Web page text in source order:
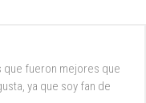
que fueron mejores que
ya que soy fan de